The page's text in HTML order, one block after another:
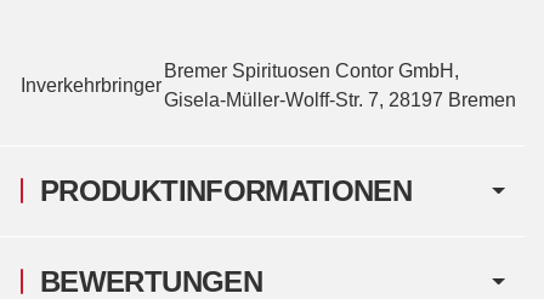
PRODUKTINFORMATIONEN
Inverkehrbringer
Bremer Spirituosen Contor GmbH,
Gisela-Müller-Wolff-Str. 7, 28197 Bremen
BEWERTUNGEN